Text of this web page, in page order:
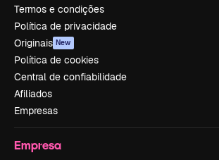
Termos e condições
Política de privacidade
Originais New
Política de cookies
Central de confiabilidade
Afiliados
Empresas
Empresa